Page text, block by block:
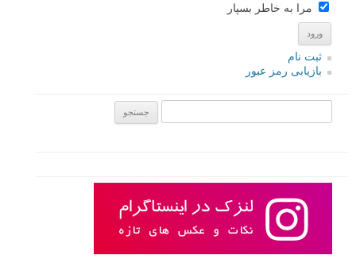
مرا به خاطر بسپار
ثبت نام
بازیابی رمز عبور